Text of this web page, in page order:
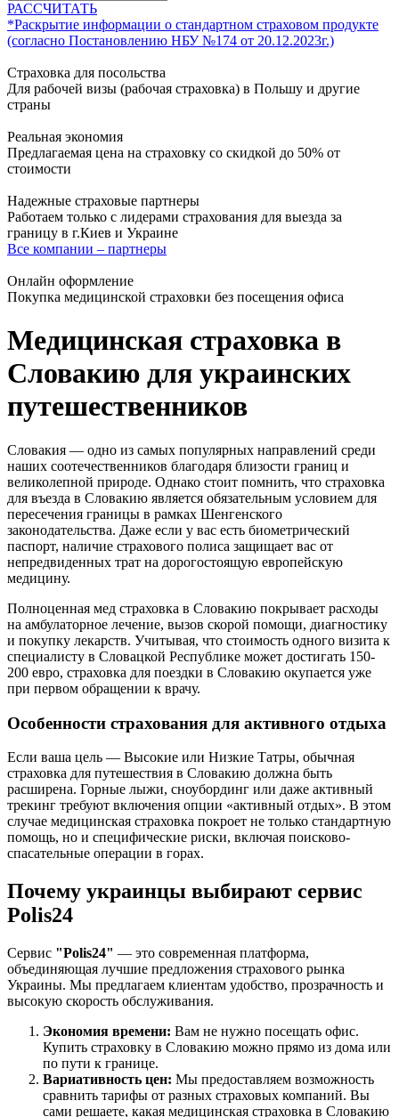
РАССЧИТАТЬ
*Раскрытие информации о стандартном страховом продукте
(согласно Постановлению НБУ №174 от 20.12.2023г.)
Страховка для посольства
Для рабочей визы (рабочая страховка) в Польшу и другие
страны
Реальная экономия
Предлагаемая цена на страховку со скидкой до 50% от
стоимости
Надежные страховые партнеры
Работаем только с лидерами страхования для выезда за
границу в г.Киев и Украине
Все компании – партнеры
Онлайн оформление
Покупка медицинской страховки без посещения офиса
Медицинская страховка в
Словакию для украинских
путешественников
Словакия — одно из самых популярных направлений среди
наших соотечественников благодаря близости границ и
великолепной природе. Однако стоит помнить, что страховка
для въезда в Словакию является обязательным условием для
пересечения границы в рамках Шенгенского
законодательства. Даже если у вас есть биометрический
паспорт, наличие страхового полиса защищает вас от
непредвиденных трат на дорогостоящую европейскую
медицину.
Полноценная мед страховка в Словакию покрывает расходы
на амбулаторное лечение, вызов скорой помощи, диагностику
и покупку лекарств. Учитывая, что стоимость одного визита к
специалисту в Словацкой Республике может достигать 150-
200 евро, страховка для поездки в Словакию окупается уже
при первом обращении к врачу.
Особенности страхования для активного отдыха
Если ваша цель — Высокие или Низкие Татры, обычная
страховка для путешествия в Словакию должна быть
расширена. Горные лыжи, сноубординг или даже активный
трекинг требуют включения опции «активный отдых». В этом
случае медицинская страховка покроет не только стандартную
помощь, но и специфические риски, включая поисково-
спасательные операции в горах.
Почему украинцы выбирают сервис
Polis24
Сервис "Polis24" — это современная платформа,
объединяющая лучшие предложения страхового рынка
Украины. Мы предлагаем клиентам удобство, прозрачность и
высокую скорость обслуживания.
Экономия времени: Вам не нужно посещать офис.
Купить страховку в Словакию можно прямо из дома или
по пути к границе.
Вариативность цен: Мы предоставляем возможность
сравнить тарифы от разных страховых компаний. Вы
сами решаете, какая медицинская страховка в Словакию